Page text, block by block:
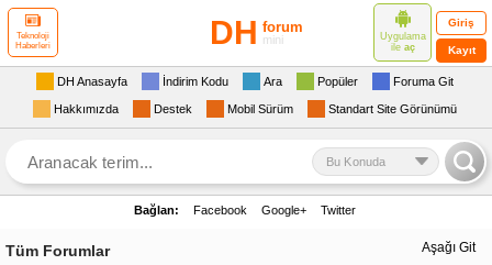
Teknoloji
Haberleri
DH forum
mini
Uygulama
ile aç
Giriş
Kayıt
DH Anasayfa İndirim Kodu Ara Popüler Foruma Git
Hakkımızda Destek Mobil Sürüm Standart Site Görünümü
Bu Konuda
Bağlan: Facebook Google+ Twitter
Aşağı Git
Tüm Forumlar